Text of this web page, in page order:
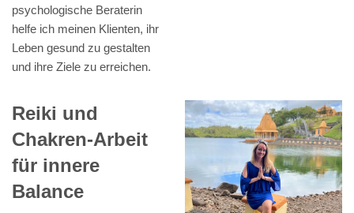
psychologische Beraterin
helfe ich meinen Klienten, ihr
Leben gesund zu gestalten
und ihre Ziele zu erreichen.
Reiki und
Chakren-Arbeit
für innere
Balance